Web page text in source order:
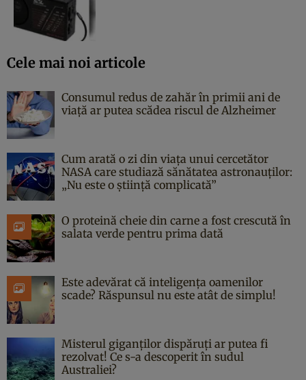
Cele mai noi articole
Consumul redus de zahăr în primii ani de
viață ar putea scădea riscul de Alzheimer
Cum arată o zi din viața unui cercetător
NASA care studiază sănătatea astronauților:
„Nu este o știință complicată”
O proteină cheie din carne a fost crescută în
salata verde pentru prima dată
Este adevărat că inteligența oamenilor
scade? Răspunsul nu este atât de simplu!
Misterul giganților dispăruți ar putea fi
rezolvat! Ce s-a descoperit în sudul
Australiei?